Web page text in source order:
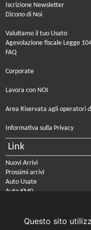
Questo sito
Iscrizione Newsletter
Dicono di Noi
Valutiamo il tuo Usato
Agevolazione fiscale Legge
FAQ
Corporate
Lavora con NOI
Area Riservata agli operatori
Informativa sulla Privacy
Link
Nuovi Arrivi
Prossimi arrivi
Auto Usate
Auto KM0